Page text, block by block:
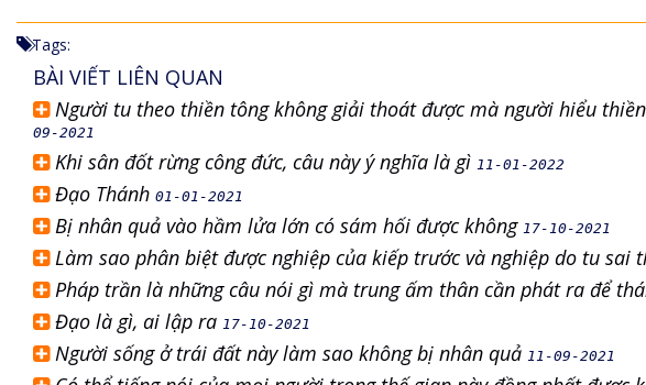
Tags:
BÀI VIẾT LIÊN QUAN
Người tu theo thiền tông không giải thoát được mà người hiểu
09-2021
Khi sân đốt rừng công đức, câu này ý nghĩa là gì 11-01-2022
Đạo Thánh 01-01-2021
Bị nhân quả vào hầm lửa lớn có sám hối được không 17-10-2021
Làm sao phân biệt được nghiệp của kiếp trước và nghiệp do tu sai
Pháp trần là những câu nói gì mà trung ấm thân cần phát ra để
Đạo là gì, ai lập ra 17-10-2021
Người sống ở trái đất này làm sao không bị nhân quả 11-09-2021